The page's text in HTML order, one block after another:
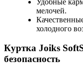
Удобные
мелочей.
холодного
Куртка Joiks
безопасность